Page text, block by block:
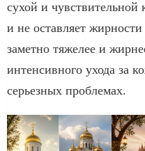
сухой и
и не оставляет
заметно тяжелее и
интенсивного ухода за
серьезных проблемах.